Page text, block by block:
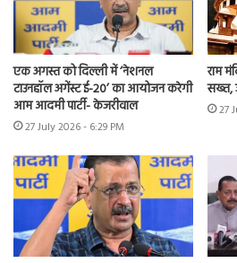
एक अगस्त को दिल्ली में ‘नेशनल
टाउनहॉल अगेंस्ट ई-20’ का आयोजन करेगी
आम आदमी पार्टी- केजरीवाल
27 July 2026 - 6:29 PM
राम
सख्त,
27